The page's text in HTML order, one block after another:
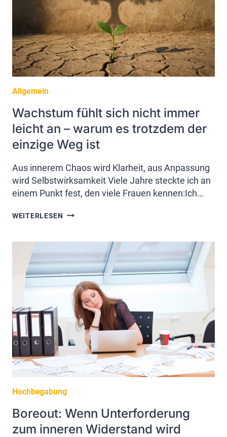
Allgemein
Wachstum fühlt sich nicht immer
leicht an – warum es trotzdem der
einzige Weg ist
Aus innerem Chaos wird Klarheit, aus Anpassung
wird Selbstwirksamkeit Viele Jahre steckte ich an
einem Punkt fest, den viele Frauen kennen:Ich…
WEITERLESEN WACHSTUM
NICHT
LEICHT
AN
WARUM
TROTZDEM
DER
EINZIGE
WEG
IST
Hochbegabung
Boreout: Wenn Unterforderung
zum inneren Widerstand wird